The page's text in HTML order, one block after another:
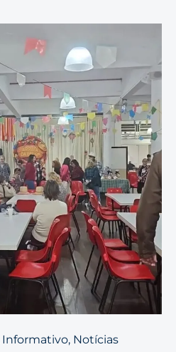
Informativo, Notícias